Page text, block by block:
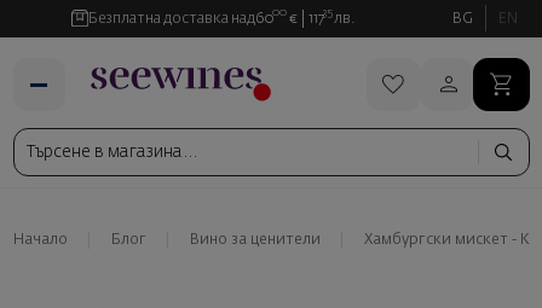
Безплатна доставка над6000 € 11735 лв. BG EN
Начало Блог Вино за ценители Хамбургски мискет -